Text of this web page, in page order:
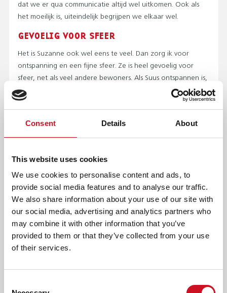
Consent Details About
This website uses cookies
We use cookies to personalise content and ads, to
provide social media features and to analyse our traffic.
We also share information about your use of our site with
our social media, advertising and analytics partners who
may combine it with other information that you’ve
provided to them or that they’ve collected from your use
of their services.
dat we er qua communicatie altijd wel uitkomen. Ook als
het moeilijk is, uiteindelijk begrijpen we elkaar wel.
GEVOELIG VOOR SFEER
Het is Suzanne ook wel eens te veel. Dan zorg ik voor
ontspanning en een fijne sfeer. Ze is heel gevoelig voor
sfeer, net als veel andere bewoners. Als Suus ontspannen is,
zie ik dat ook meteen aan haar houding. En aan haar
vrolijke lach natuurlijk!”
LEES OOK
ERVARINGSVERHALEN